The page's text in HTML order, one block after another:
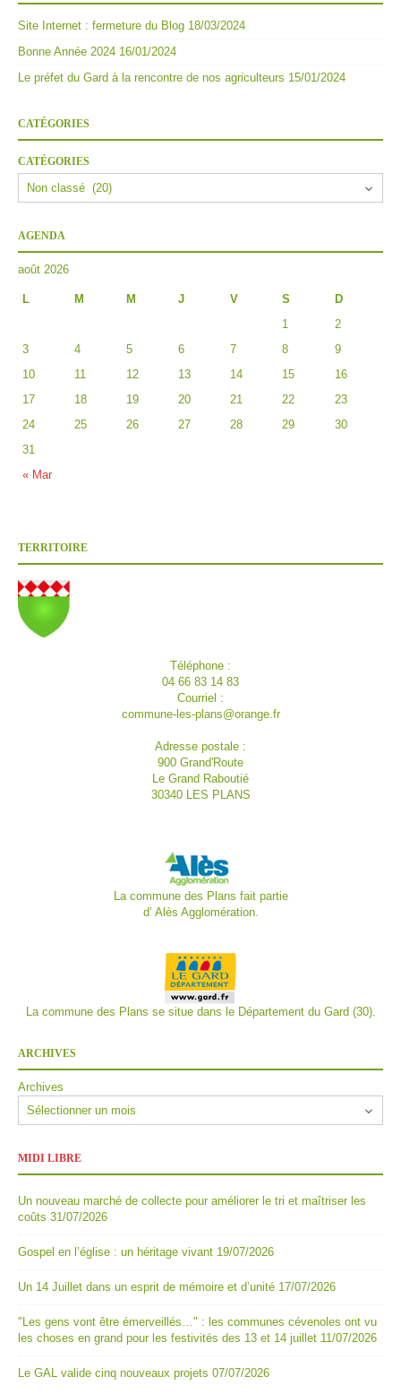
Site Internet : fermeture du Blog 18/03/2024
Bonne Année 2024 16/01/2024
Le préfet du Gard à la rencontre de nos agriculteurs 15/01/2024
CATÉGORIES
CATÉGORIES
AGENDA
août 2026
L M M J V S D
« Mar
1
2
3
4 5 6 7 8
9
10
11 12 13 14 15
16
17
18 19 20 21 22
23
24
25 26 27 28 29
30
31
TERRITOIRE
Téléphone :
04 66 83 14 83
Courriel :
commune-les-plans@orange.fr
Adresse postale :
900 Grand'Route
Le Grand Raboutié
30340 LES PLANS
La commune des Plans fait partie
d’ Alès Agglomération.
La commune des Plans se situe dans le Département du Gard (30).
ARCHIVES
Archives
MIDI LIBRE
Un nouveau marché de collecte pour améliorer le tri et maîtriser les
coûts 31/07/2026
Gospel en l’église : un héritage vivant 19/07/2026
Un 14 Juillet dans un esprit de mémoire et d’unité 17/07/2026
"Les gens vont être émerveillés…" : les communes cévenoles ont vu
les choses en grand pour les festivités des 13 et 14 juillet 11/07/2026
Le GAL valide cinq nouveaux projets 07/07/2026